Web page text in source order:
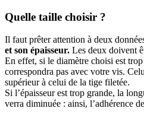
Quelle taille choisir ?
Il faut prêter attention à deux
et son épaisseur. Les deux doivent
En effet, si le diamètre choisi est
correspondra pas avec votre vis.
supérieur à celui de la tige filetée.
Si l’épaisseur est trop grande, la
verra diminuée : ainsi, l’adhérence